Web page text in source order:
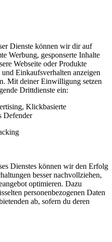
Dienste können wir dir auf
Werbung, gesponserte Inhalte
Webseite oder Produkte
Einkaufsverhalten anzeigen
Mit deiner Einwilligung setzen
Drittdienste ein:
Klickbasierte
Defender
Dienstes können wir den Erfolg
besser nachvollziehen,
optimieren. Dazu
personenbezogenen Daten
ab, sofern du deren